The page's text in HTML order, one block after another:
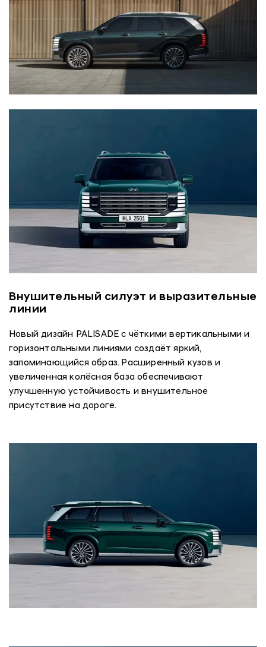
Внушительный силуэт и выразительные
линии
Новый дизайн PALISADE с чёткими вертикальными и
горизонтальными линиями создаёт яркий,
запоминающийся образ. Расширенный кузов и
увеличенная колёсная база обеспечивают
улучшенную устойчивость и внушительное
присутствие на дороге.